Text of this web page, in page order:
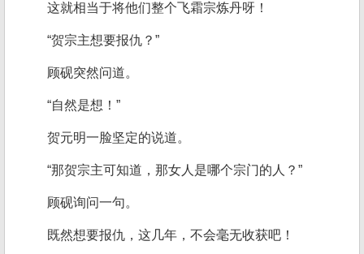
这就相当于将他们整个飞霜宗炼丹呀！
“贺宗主想要报仇？”
顾砚突然问道。
“自然是想！”
贺元明一脸坚定的说道。
“那贺宗主可知道，那女人是哪个宗门的人？”
顾砚询问一句。
既然想要报仇，这几年，不会毫无收获吧！